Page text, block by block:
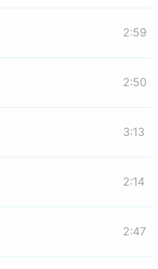
2:59
2:50
3:13
2:14
2:47